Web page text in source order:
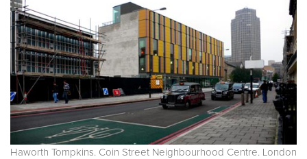
Haworth Tompkins. Coin Street Neighbourhood Centre. London